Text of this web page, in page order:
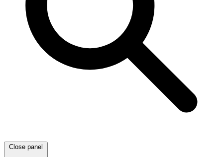
Close panel